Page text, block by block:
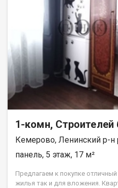
прогулочные зоны, футбольное
взрослый собственник
недвижимость через
"Самолёт Плюс" Вы получаете:
чистоты сделки от компании,
недвижимости в городе
ипотека только для клиентoв
paсчитывaютcя
расчета: наличные,
использованием материнского
для тех, кто ценит комфорт и
все ваши вопросы с 9:00 до
1-комн, Строителей
Кемерово, Ленинский р-н
панель, 5 этаж, 17 м²
Предлагаем к покупке
жилья так и для вложения.